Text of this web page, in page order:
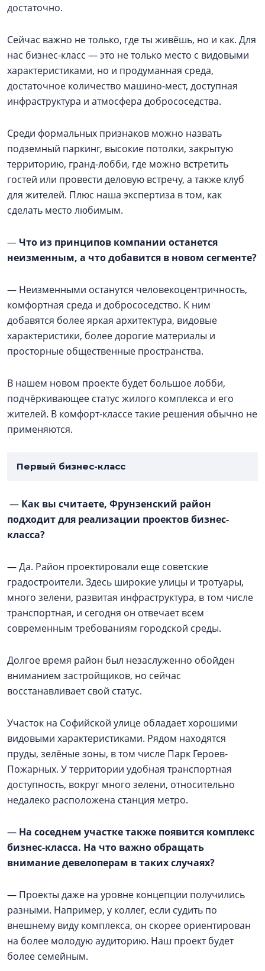
достаточно.
Сейчас важно не только, где ты живёшь, но и как. Для
нас бизнес-класс — это не только место с видовыми
характеристиками, но и продуманная среда,
достаточное количество машино-мест, доступная
инфраструктура и атмосфера добрососедства.
Среди формальных признаков можно назвать
подземный паркинг, высокие потолки, закрытую
территорию, гранд-лобби, где можно встретить
гостей или провести деловую встречу, а также клуб
для жителей. Плюс наша экспертиза в том, как
сделать место любимым.
—Что из принципов компании останется
неизменным, а что добавится в новом сегменте?
— Неизменными останутся человекоцентричность,
комфортная среда и добрососедство. К ним
добавятся более яркая архитектура, видовые
характеристики, более дорогие материалы и
просторные общественные пространства.
В нашем новом проекте будет большое лобби,
подчёркивающее статус жилого комплекса и его
жителей. В комфорт-классе такие решения обычно не
применяются.
Первый бизнес-класс
— Как вы считаете, Фрунзенский район
подходит для реализации проектов бизнес-
класса?
— Да. Район проектировали еще советские
градостроители. Здесь широкие улицы и тротуары,
много зелени, развитая инфраструктура, в том числе
транспортная, и сегодня он отвечает всем
современным требованиям городской среды.
Долгое время район был незаслуженно обойден
вниманием застройщиков, но сейчас
восстанавливает свой статус.
Участок на Софийской улице обладает хорошими
видовыми характеристиками. Рядом находятся
пруды, зелёные зоны, в том числе Парк Героев-
Пожарных. У территории удобная транспортная
доступность, вокруг много зелени, относительно
недалеко расположена станция метро.
— На соседнем участке также появится комплекс
бизнес-класса. На что важно обращать
внимание девелоперам в таких случаях?
— Проекты даже на уровне концепции получились
разными. Например, у коллег, если судить по
внешнему виду комплекса, он скорее ориентирован
на более молодую аудиторию. Наш проект будет
более семейным.